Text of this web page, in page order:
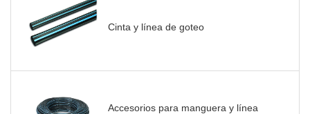
Cinta y línea de goteo
Accesorios para manguera y línea